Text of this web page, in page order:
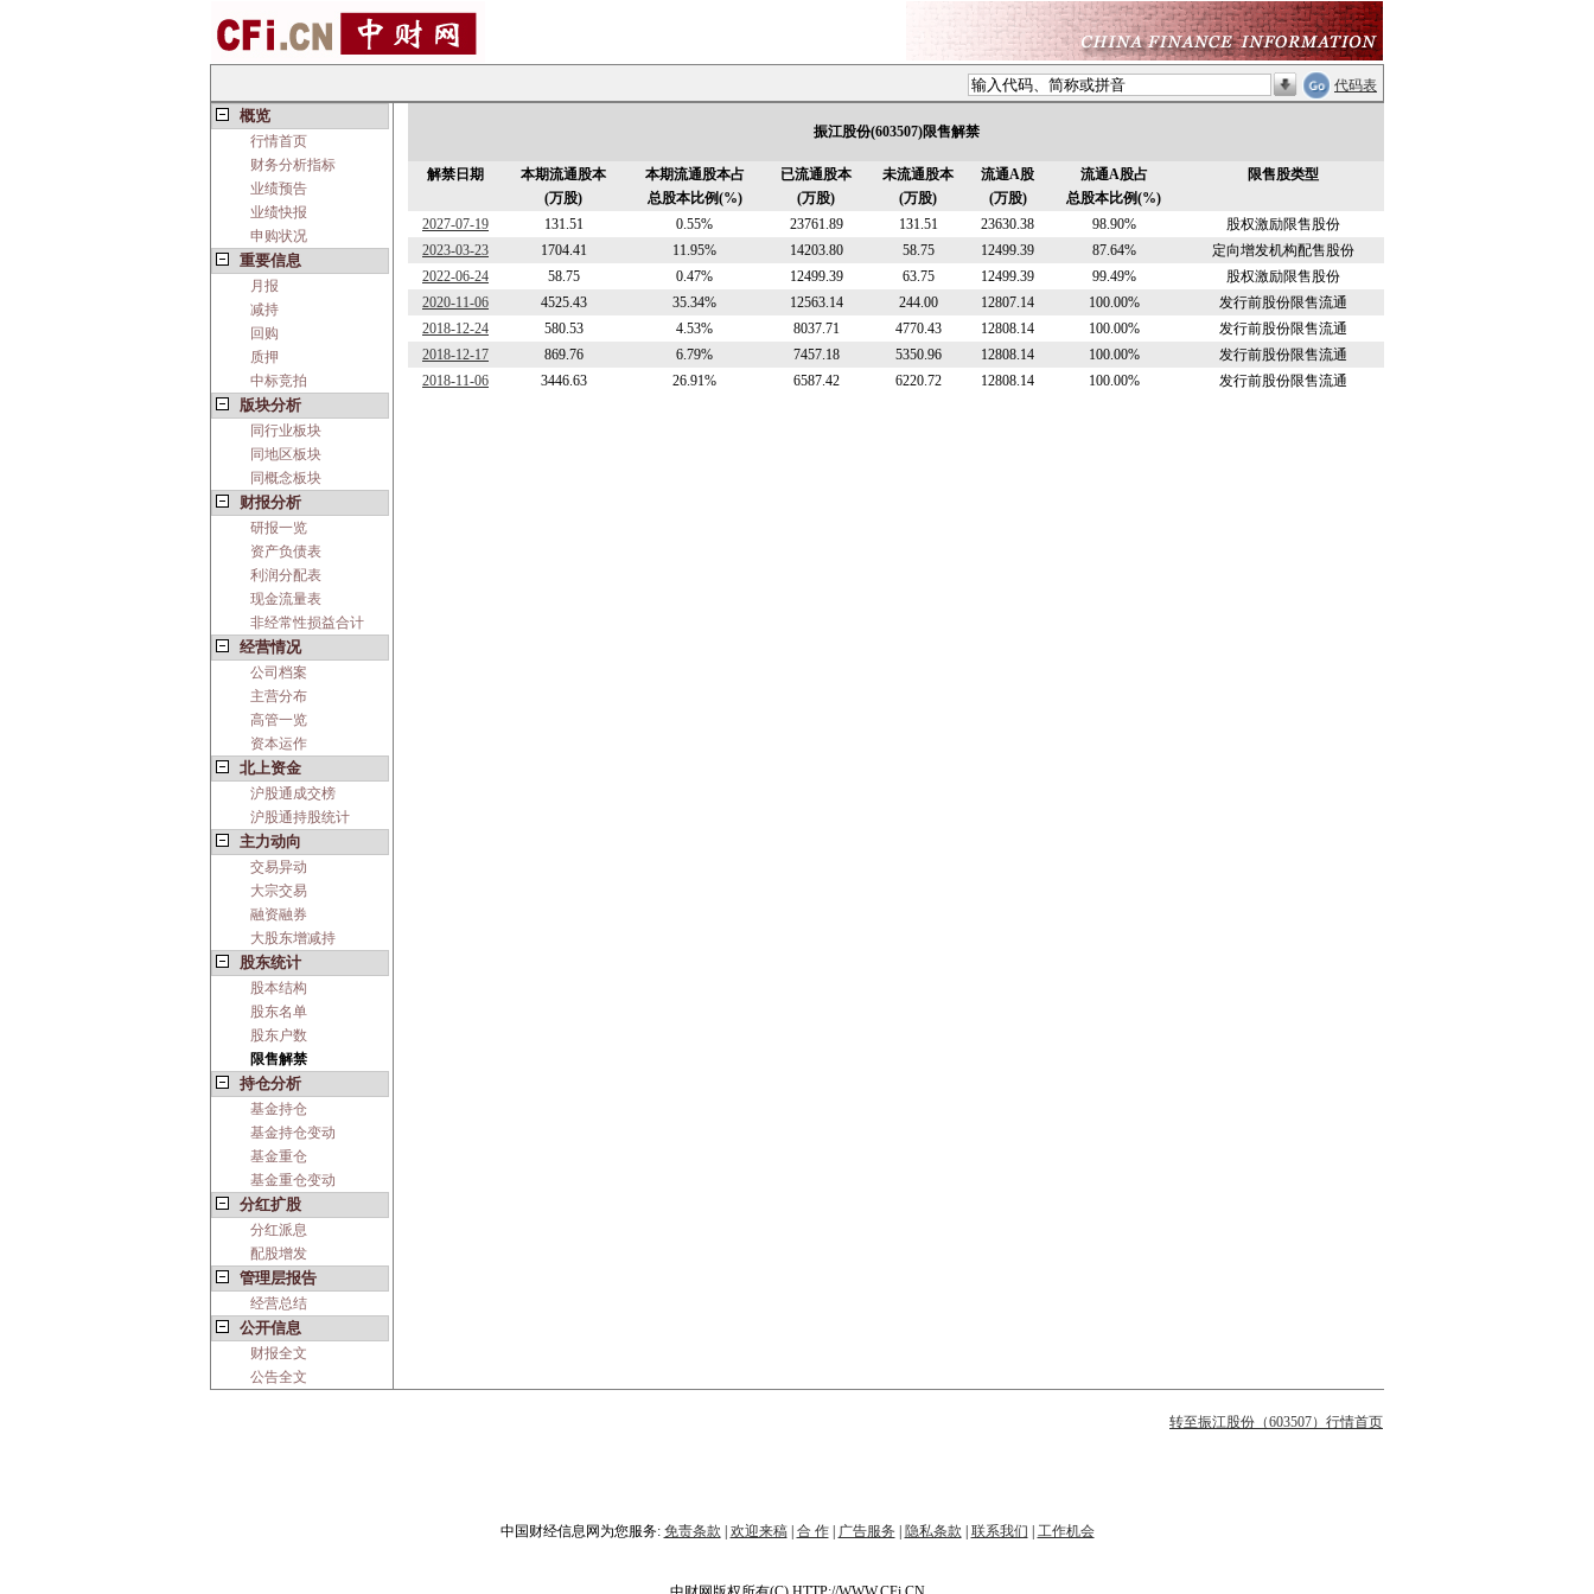
代码表
概览
行情首页
财务分析指标
业绩预告
业绩快报
申购状况
重要信息
月报
减持
回购
质押
中标竞拍
版块分析
同行业板块
同地区板块
同概念板块
财报分析
研报一览
资产负债表
利润分配表
现金流量表
非经常性损益合计
经营情况
公司档案
主营分布
高管一览
资本运作
北上资金
沪股通成交榜
沪股通持股统计
主力动向
交易异动
大宗交易
融资融券
大股东增减持
股东统计
股本结构
股东名单
股东户数
限售解禁
持仓分析
基金持仓
基金持仓变动
基金重仓
基金重仓变动
分红扩股
分红派息
配股增发
管理层报告
经营总结
公开信息
财报全文
公告全文
振江股份(603507)限售解禁
解禁日期
本期流通股本
(万股)
本期流通股本占
总股本比例(%)
已流通股本
(万股)
未流通股本
(万股)
流通A股
(万股)
流通A股占
总股本比例(%)
限售股类型
2027-07-19 131.51 0.55% 23761.89 131.51 23630.38 98.90%
股权激励限售股份
2023-03-23
1704.41 11.95% 14203.80 58.75 12499.39 87.64%
定向增发机构配售股份
2022-06-24
58.75 0.47% 12499.39 63.75 12499.39 99.49%
股权激励限售股份
2020-11-06
4525.43 35.34% 12563.14 244.00 12807.14 100.00%
发行前股份限售流通
2018-12-24
580.53 4.53% 8037.71 4770.43 12808.14 100.00%
发行前股份限售流通
2018-12-17
869.76 6.79% 7457.18 5350.96 12808.14 100.00%
发行前股份限售流通
2018-11-06
3446.63 26.91% 6587.42 6220.72 12808.14 100.00% 发行前股份限售流通
转至振江股份（603507）行情首页
中国财经信息网为您服务: 免责条款 欢迎来稿| 合 作| 广告服务 隐私条款 联系我们 工作机会